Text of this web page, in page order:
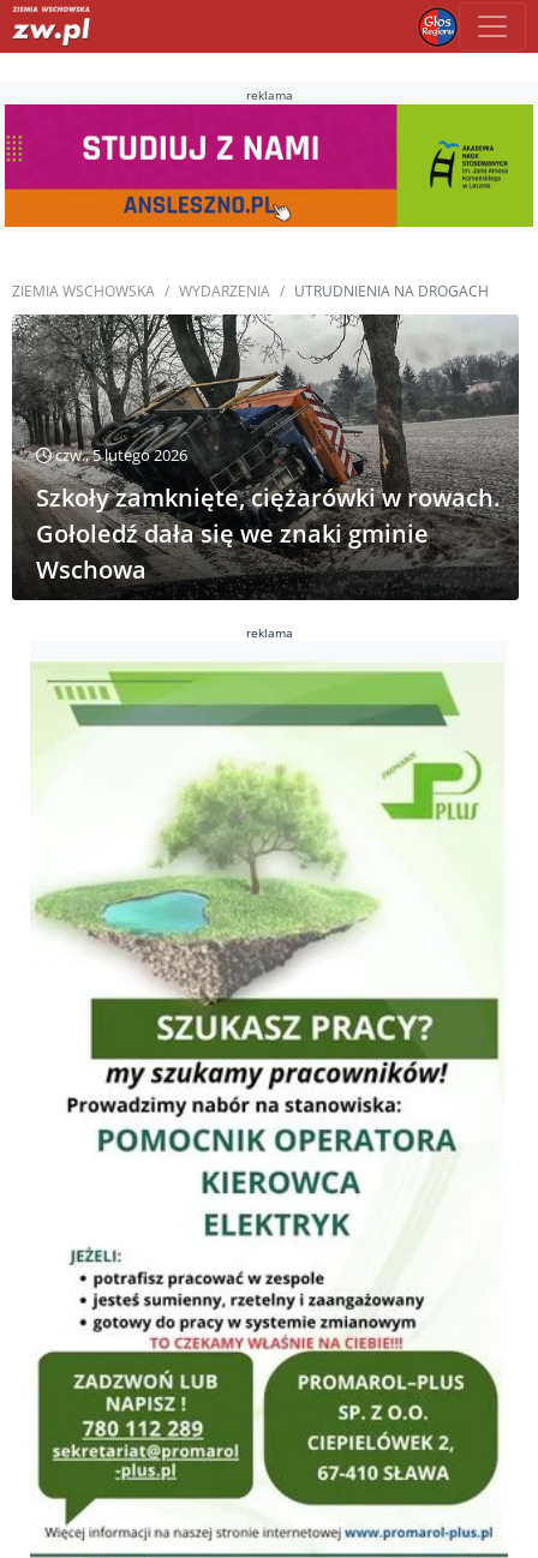
reklama
ZIEMIA WSCHOWSKA WYDARZENIA UTRUDNIENIA NA DROGACH
czw., 5 lutego 2026
Szkoły zamknięte, ciężarówki w rowach.
Gołoledź dała się we znaki gminie
Wschowa
reklama